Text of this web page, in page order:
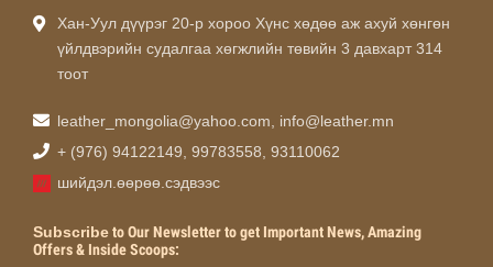
Хан-Уул дүүрэг 20-р хороо Хүнс хөдөө аж ахуй хөнгөн
үйлдвэрийн судалгаа хөгжлийн төвийн 3 давхарт 314
тоот
leather_mongolia@yahoo.com
info@leather.mn
+ (976) 94122149, 99783558, 93110062
шийдэл.өөрөө.сэдвээс
Subscribeto Our Newsletter to get Important News, Amazing
Offers & Inside Scoops: